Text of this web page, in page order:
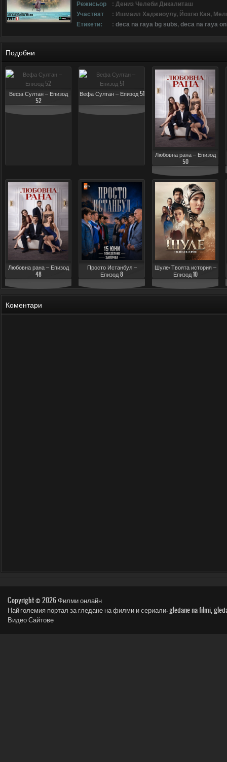
Режисьор
: Дениз Челеби Дикалиташ
Участват
: Ишмаил Хаджиоулу, Йозгю Кая,
Етикети:
: deca na raya bg subs, deca na raya
Подобни
Вефа Султан – Епизод
52
Вефа Султан – Епизод 51
Любовна рана – Епизод
50
Любовна рана – Епизод
48
Просто Истанбул –
Епизод 8
Шуле: Твоята история –
Епизод 10
Коментари
Copyright © 2026Филми онлайн
Най-големия портал за гледане на филми и сериали: gledane na filmi,
Видео Сайтове